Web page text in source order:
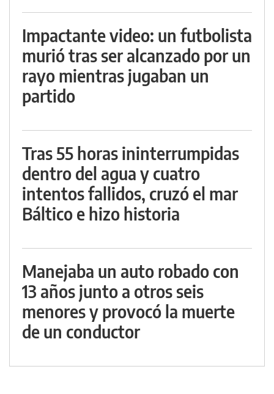
Impactante video: un futbolista
murió tras ser alcanzado por un
rayo mientras jugaban un
partido
Tras 55 horas ininterrumpidas
dentro del agua y cuatro
intentos fallidos, cruzó el mar
Báltico e hizo historia
Manejaba un auto robado con
13 años junto a otros seis
menores y provocó la muerte
de un conductor